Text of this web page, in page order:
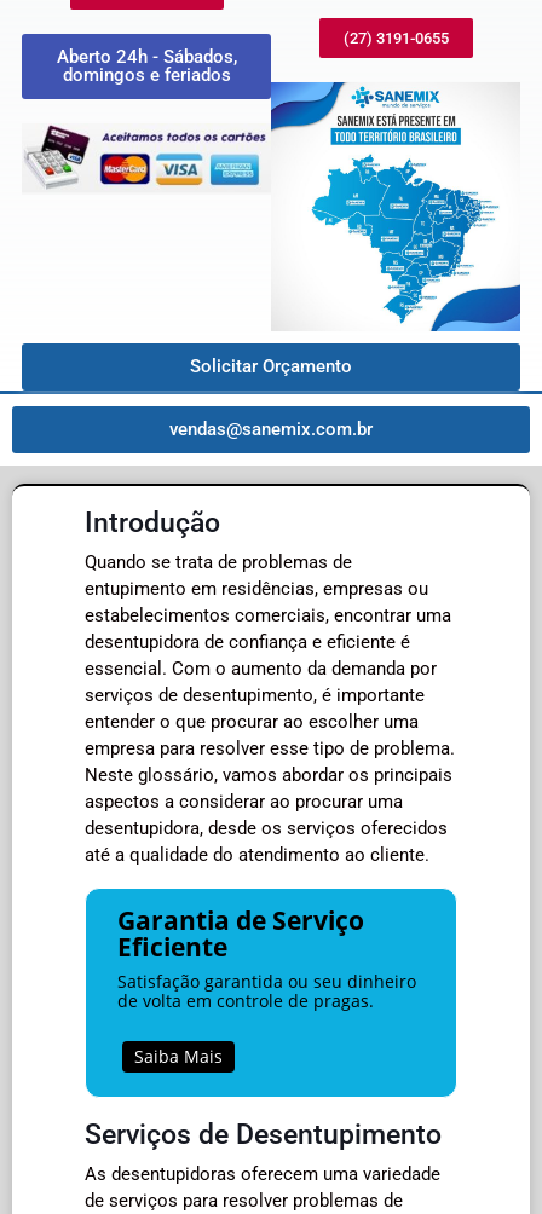
Aberto 24h - Sábados,
domingos e feriados
(27) 3191-0655
Solicitar Orçamento
vendas@sanemix.com.br
Introdução
Quando se trata de problemas de
entupimento em residências, empresas ou
estabelecimentos comerciais, encontrar uma
desentupidora de confiança e eficiente é
essencial. Com o aumento da demanda por
serviços de desentupimento, é importante
entender o que procurar ao escolher uma
empresa para resolver esse tipo de problema.
Neste glossário, vamos abordar os principais
aspectos a considerar ao procurar uma
desentupidora, desde os serviços oferecidos
até a qualidade do atendimento ao cliente.
Garantia de Serviço
Eficiente
Satisfação garantida ou seu dinheiro
de volta em controle de pragas.
Saiba Mais
Serviços de Desentupimento
As desentupidoras oferecem uma variedade
de serviços para resolver problemas de